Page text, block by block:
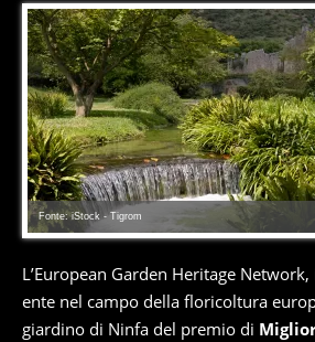
Fonte: iStock - Tigrom
L’European Garden Heritage
ente nel campo della floricoltura
giardino di Ninfa del premio di